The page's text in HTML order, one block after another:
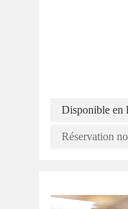
Disponible en
Réservation